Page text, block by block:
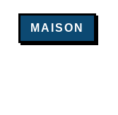
MAISON